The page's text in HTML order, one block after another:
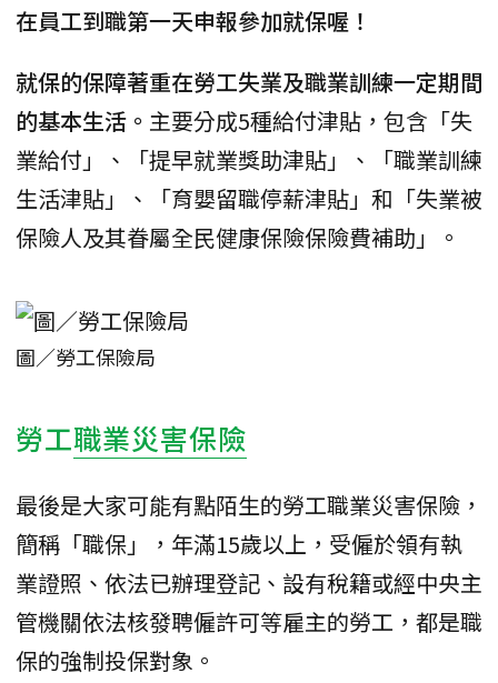
在員工到職第一天申報參加就保喔！
就保的保障著重在勞工失業及職業訓練一定期間
的基本生活。 主要分成5種給付津貼，包含「失
業給付」、「提早就業獎助津貼」、「職業訓練
生活津貼」、「育嬰留職停薪津貼」和「失業被
保險人及其眷屬全民健康保險保險費補助」。
圖／勞工保險局
勞工職業災害保險
最後是大家可能有點陌生的勞工職業災害保險，
簡稱「職保」，年滿15歲以上，受僱於領有執
業證照、依法已辦理登記、設有稅籍或經中央主
管機關依法核發聘僱許可等雇主的勞工，都是職
保的強制投保對象。